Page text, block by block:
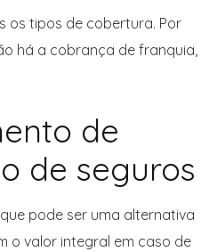
os tipos de cobertura. Por
há a cobrança de franquia,
de
de seguros
pode ser uma alternativa
o valor integral em caso de